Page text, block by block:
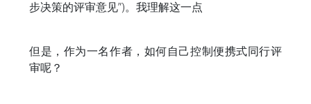
步决策的评审意见”)。我理解这一点
但是，作为一名作者，如何自己控制便携式同行评
审呢？